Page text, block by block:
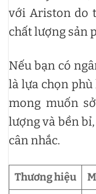
với Ariston do
chất lượng sản
Nếu bạn có
là lựa chọn phù
mong muốn
lượng và bền
cân nhắc.
Thương hiệu